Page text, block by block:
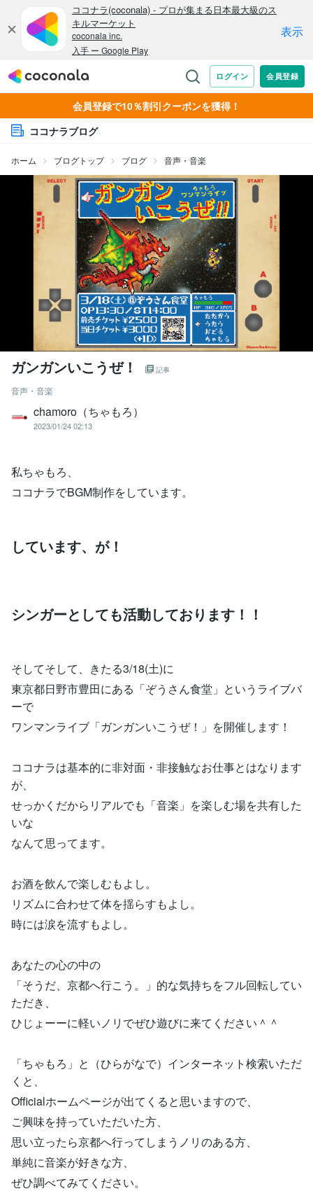
会員登録で10％割引クーポンを獲得！
ココナラブログ
ホーム ブログトップ ブログ 音声・音楽
ガンガンいこうぜ！ 記事
音声・音楽
chamoro（ちゃもろ）
2023/01/24 02:13
私ちゃもろ、
ココナラでBGM制作をしています。
しています、 が！
シンガーとしても活動しております！！
そしてそして、きたる3/18(土)に
東京都日野市豊田にある「ぞうさん食堂」というライブバ
ーで
ワンマンライブ「ガンガンいこうぜ！」を開催します！
ココナラは基本的に非対面・非接触なお仕事とはなります
が、
せっかくだからリアルでも「音楽」を楽しむ場を共有した
いな
なんて思ってます。
お酒を飲んで楽しむもよし。
リズムに合わせて体を揺らすもよし。
時には涙を流すもよし。
あなたの心の中の
「そうだ、京都へ行こう。」的な気持ちをフル回転してい
ただき、
ひじょーーに軽いノリでぜひ遊びに来てください＾＾
「ちゃもろ」と（ひらがなで）インターネット検索いただ
くと、
Officialホームページが出てくると思いますので、
ご興味を持っていただいた方、
思い立ったら京都へ行ってしまうノリのある方、
単純に音楽が好きな方、
ぜひ調べてみてください。